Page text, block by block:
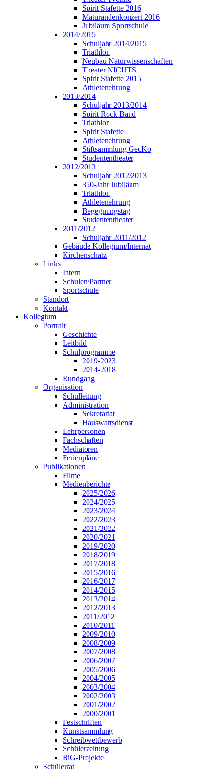
Spirit Stafette 2016
Maturandenkonzert 2016
Jubiläum Sportschule
2014/2015
Schuljahr 2014/2015
Triathlon
Neubau Naturwissenschaften
Theater NICHTS
Spirit Stafette 2015
Athletenehrung
2013/2014
Schuljahr 2013/2014
Spirit Rock Band
Triathlon
Spirit Stafette
Athletenehrung
Stiftsammlung GecKo
Studententheater
2012/2013
Schuljahr 2012/2013
350-Jahr Jubiläum
Triathlon
Athletenehrung
Begegnungstag
Studententheater
2011/2012
Schuljahr 2011/2012
Gebäude Kollegium/Internat
Kirchenschatz
Links
Intern
Schulen/Partner
Sportschule
Standort
Kontakt
Kollegium
Portrait
Geschichte
Leitbild
Schulprogramme
2019-2023
2014-2018
Rundgang
Organisation
Schulleitung
Administration
Sekretariat
Hauswartsdienst
Lehrpersonen
Fachschaften
Mediatoren
Ferienpläne
Publikationen
Filme
Medienberichte
2025/2026
2024/2025
2023/2024
2022/2023
2021/2022
2020/2021
2019/2020
2018/2019
2017/2018
2015/2016
2016/2017
2014/2015
2013/2014
2012/2013
2011/2012
2010/2011
2009/2010
2008/2009
2007/2008
2006/2007
2005/2006
2004/2005
2003/2004
2002/2003
2001/2002
2000/2001
Festschriften
Kunstsammlung
Schreibwettbewerb
Schülerzeitung
BiG-Projekte
Schülerrat